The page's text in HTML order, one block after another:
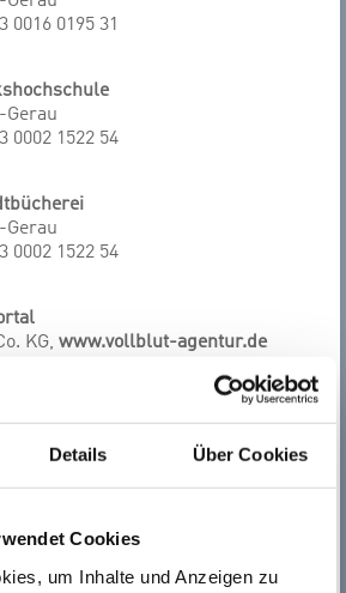
Details Über Cookies
Cookies
um Inhalte und Anzeigen zu
0016 0195 31
Gerau
0002 1522 54
Gerau
0002 1522 54
KG, www.vollblut-agentur.de
www.it-direkt.de
(Bilder links)